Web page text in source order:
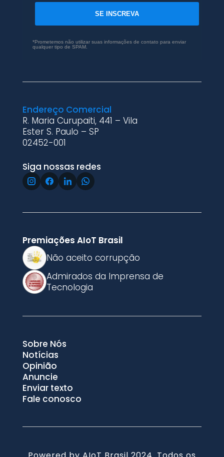
SE INSCREVA
*Prometemos não utilizar suas informações de contato para enviar
qualquer tipo de SPAM.
Endereço Comercial
R. Maria Curupaiti, 441 – Vila
Ester S. Paulo – SP
02452-001
Siga nossas redes
Premiações AIoT Brasil
Não aceito corrupção
Admirados da Imprensa de
Tecnologia
Sobre Nós
Notícias
Opinião
Anuncie
Enviar texto
Fale conosco